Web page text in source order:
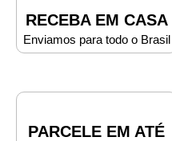
RECEBA EM CASA
Enviamos para todo o Brasil
PARCELE EM ATÉ